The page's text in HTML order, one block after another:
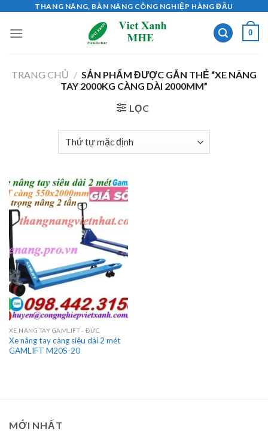
content
THANG NÂNG, BÀN NÂNG CÔNG NGHIỆP HÀNG ĐẦU
0
TRANG CHỦ / SẢN PHẨM ĐƯỢC GẮN THẺ “XE NÂNG
TAY 2000KG CÀNG DÀI 2000MM”
LỌC
XE NÂNG TAY GAMLIFT - ĐỨC
Xe nâng tay càng siêu dài 2 mét
GAMLIFT M20S-20
MỚI NHẤT